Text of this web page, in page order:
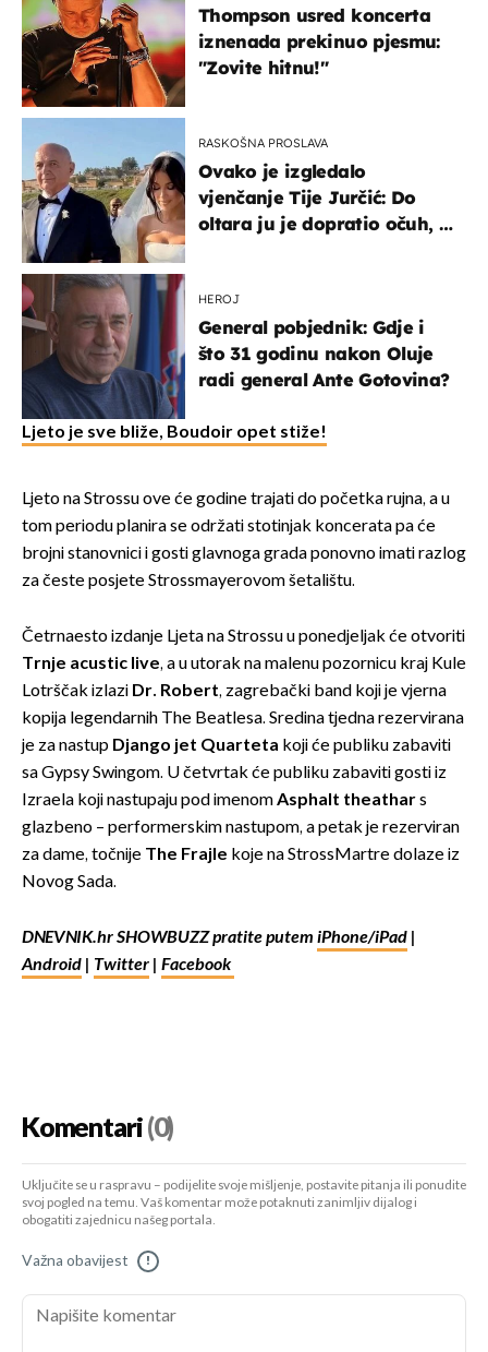
Thompson usred koncerta
iznenada prekinuo pjesmu:
"Zovite hitnu!"
RASKOŠNA PROSLAVA
Ovako je izgledalo
vjenčanje Tije Jurčić: Do
oltara ju je dopratio očuh, a
HEROJ
General pobjednik: Gdje i
što 31 godinu nakon Oluje
radi general Ante Gotovina?
Ljeto je sve bliže, Boudoir opet stiže!
Ljeto na Strossu ove će godine trajati do početka rujna, a u
tom periodu planira se održati stotinjak koncerata pa će
brojni stanovnici i gosti glavnoga grada ponovno imati razlog
za česte posjete Strossmayerovom šetalištu.
Četrnaesto izdanje Ljeta na Strossu u ponedjeljak će otvoriti
Trnje acustic live, a u utorak na malenu pozornicu kraj Kule
Lotrščak izlazi Dr. Robert, zagrebački band koji je vjerna
kopija legendarnih The Beatlesa. Sredina tjedna rezervirana
je za nastup Django jet Quarteta koji će publiku zabaviti
sa Gypsy Swingom. U četvrtak će publiku zabaviti gosti iz
Izraela koji nastupaju pod imenomAsphalt theathars
glazbeno – performerskim nastupom, a petak je rezerviran
za dame, točnije The Frajle koje na StrossMartre dolaze iz
Novog Sada.
DNEVNIK.hr SHOWBUZZ pratite putem iPhone/iPad
Android
Twitter Facebook
Komentari(0)
Uključite se u raspravu – podijelite svoje mišljenje, postavite pitanja ili ponudite
svoj pogled na temu. Vaš komentar može potaknuti zanimljiv dijalog i
obogatiti zajednicu našeg portala.
Važna obavijest !